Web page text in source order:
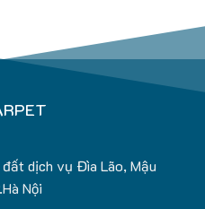
dịch vụ Đìa Lão, Mậu
Nội